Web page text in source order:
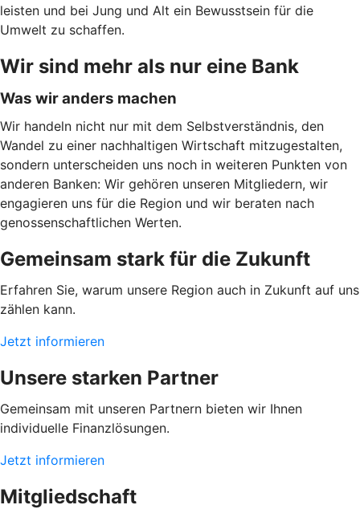
leisten und bei Jung und Alt ein Bewusstsein für die
Umwelt zu schaffen.
Wir sind mehr als nur eine Bank
Was wir anders machen
Wir handeln nicht nur mit dem Selbstverständnis, den
Wandel zu einer nachhaltigen Wirtschaft mitzugestalten,
sondern unterscheiden uns noch in weiteren Punkten von
anderen Banken: Wir gehören unseren Mitgliedern, wir
engagieren uns für die Region und wir beraten nach
genossenschaftlichen Werten.
Gemeinsam stark für die Zukunft
Erfahren Sie, warum unsere Region auch in Zukunft auf uns
zählen kann.
Jetzt informieren
Unsere starken Partner
Gemeinsam mit unseren Partnern bieten wir Ihnen
individuelle Finanzlösungen.
Jetzt informieren
Mitgliedschaft